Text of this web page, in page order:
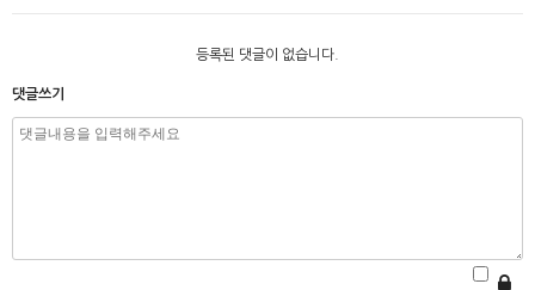
등록된 댓글이 없습니다.
댓글쓰기